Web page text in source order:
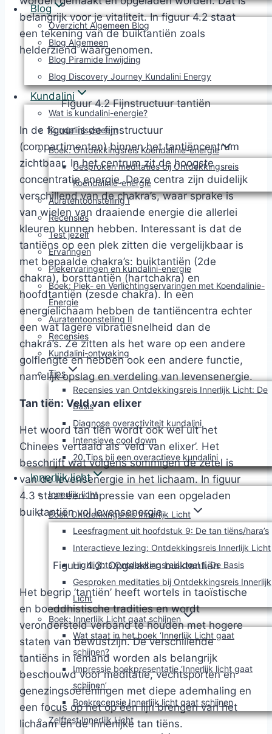
Blog
Overzicht Algemeen Blog
Blog Algemeen
Blog Piramide Inwijding
Blog Discovery Journey Kundalini Energy
Kundalini
Wat is kundalini-energie?
Kundalinisysteem
Boek: Ontdekkingsreis Koendalinie-energie
Gesproken meditaties bij Ontdekkingsreis
Koendalinie-energie
Auratentoonstelling I
Recensies
Test jezelf
Ervaringen
Piekervaringen en kundalini-energie
Boek: Piek- en Verlichtingservaringen met Koendalinie-
Energie
Auratentoonstelling II
Recensies
Kundalini-ontwaking
Tips
Recensies van Ontdekkingsreis Innerlijk Licht: De
Basis
Diagnose overactiviteit kundalini
Intensieve cool down
20 Tips bij een overactieve kundalini
Innerlijk licht
Innerlijk licht
Boek Ontdekkingsreis Innerlijk Licht
Leesfragment uit hoofdstuk 9: De tan tiëns/hara’s
Interactieve lezing: Ontdekkingsreis Innerlijk Licht
Highlights Ontdekkingsreis deel 1, De Basis
Gesproken meditaties bij Ontdekkingsreis Innerlijk
Licht
Boek: Innerlijk Licht gaat schijnen
Wat staat in het boek ‘Innerlijk Licht gaat
schijnen?
Impressie boekpresentatie ‘Innerlijk licht gaat
schijnen’
Boekrecensie Innerlijk licht gaat schijnen
Zelftest Innerlijk Licht
belangrijk voor je vitaliteit. In figuur 4.2 staat
een tekening van de buiktantiën zoals
helderziend waargenomen.
Figuur 4.2 Fijnstructuur tantiën
In de figuur is de fijnstructuur
(compartimenten) binnen het tantiëncentrum
zichtbaar. In het centrum zit de hoogste
concentratie energie. Deze centra zijn duidelijk
verschillend van de chakra’s, waar sprake is
van wielen van draaiende energie die allerlei
kleuren kunnen hebben. Interessant is dat de
tantiëns op een plek zitten die vergelijkbaar is
met bepaalde chakra’s: buiktantiën (2de
chakra), borsttantiën (hartchakra) en
hoofdtantiën (zesde chakra). In een
energielichaam hebben de tantiëncentra echter
een wat lagere vibratiesnelheid dan de
chakra’s. Ze zitten als het ware op een andere
golflengte en hebben ook een andere functie,
namelijk opslag en verdeling van levensenergie.
Tan tiën: Veld van elixer
Het woord tan tiën wordt ook wel uit het
Chinees vertaald als ‘veld van elixer’. Het
beschrijft wat volgens sommigen de zetel is
van de levensenergie in het lichaam. In figuur
4.3 staat een impressie van een opgeladen
buiktantiën vol levensenergie.
Figuur 4.3: Opgeladen buiktantiën
Het begrip ’tantiën’ heeft wortels in taoïstische
en boeddhistische tradities en wordt
verondersteld verband te houden met hogere
staten van bewustzijn. De verschillende
tantiëns in iemand worden als belangrijk
beschouwd voor meditatie, vechtsporten en
genezingsoefeningen met diepe ademhaling en
een focus op het op één lijn brengen van het
lichaam en de innerlijke tan tiëns.